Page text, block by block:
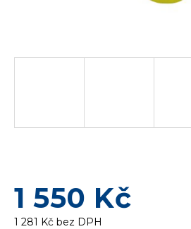
1 550 Kč
1 281 Kč bez DPH